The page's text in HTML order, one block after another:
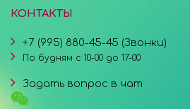
КОНТАКТЫ
+7 (995) 880-45-45 (Звонки)
По будням с 10-00 до 17-00
Задать вопрос в чат